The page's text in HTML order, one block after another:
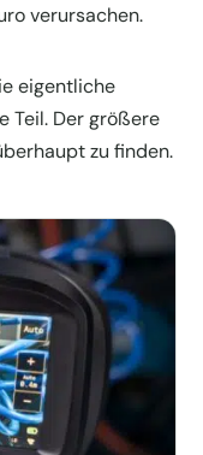
verursachen.
eigentliche
Teil. Der größere
zu finden.